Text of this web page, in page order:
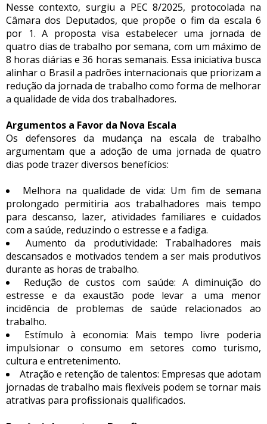
Nesse contexto, surgiu a PEC 8/2025, protocolada na
Câmara dos Deputados, que propõe o fim da escala 6
por 1. A proposta visa estabelecer uma jornada de
quatro dias de trabalho por semana, com um máximo de
8 horas diárias e 36 horas semanais. Essa iniciativa busca
alinhar o Brasil a padrões internacionais que priorizam a
redução da jornada de trabalho como forma de melhorar
a qualidade de vida dos trabalhadores.
Argumentos a Favor da Nova Escala
Os defensores da mudança na escala de trabalho
argumentam que a adoção de uma jornada de quatro
dias pode trazer diversos benefícios:
Melhora na qualidade de vida: Um fim de semana
prolongado permitiria aos trabalhadores mais tempo
para descanso, lazer, atividades familiares e cuidados
com a saúde, reduzindo o estresse e a fadiga.
Aumento da produtividade: Trabalhadores mais
descansados e motivados tendem a ser mais produtivos
durante as horas de trabalho.
Redução de custos com saúde: A diminuição do
estresse e da exaustão pode levar a uma menor
incidência de problemas de saúde relacionados ao
trabalho.
Estímulo à economia: Mais tempo livre poderia
impulsionar o consumo em setores como turismo,
cultura e entretenimento.
Atração e retenção de talentos: Empresas que adotam
jornadas de trabalho mais flexíveis podem se tornar mais
atrativas para profissionais qualificados.